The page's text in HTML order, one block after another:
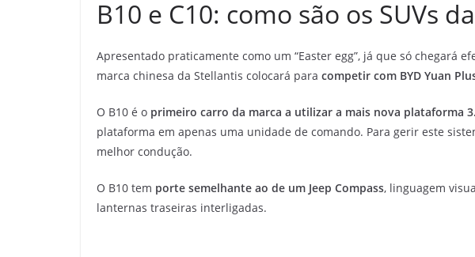
B10 e C10: como são os SUVs
Apresentado praticamente como um “Easter egg”, já que só chegará
marca chinesa da Stellantis colocará para competir com BYD Yuan
O B10 é o primeiro carro da marca a utilizar a mais nova plataforma
plataforma em apenas uma unidade de comando. Para gerir este
melhor condução.
O B10 tem porte semelhante ao de um Jeep Compass, linguagem
lanternas traseiras interligadas.